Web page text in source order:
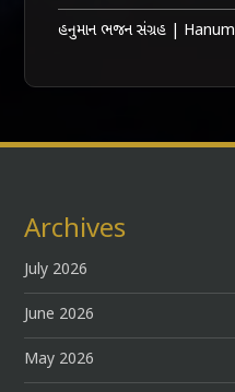
હનુમાન ભજન સંગ્રહ |
Archives
July 2026
June 2026
May 2026